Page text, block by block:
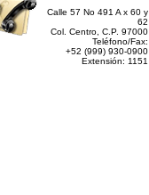
Calle 57 No 491 A x 60 y
62
Col. Centro, C.P. 97000
Teléfono/Fax:
+52 (999) 930-0900
Extensión: 1151